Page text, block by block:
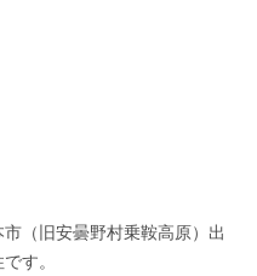
（旧安曇野村乗鞍高原）出
す。